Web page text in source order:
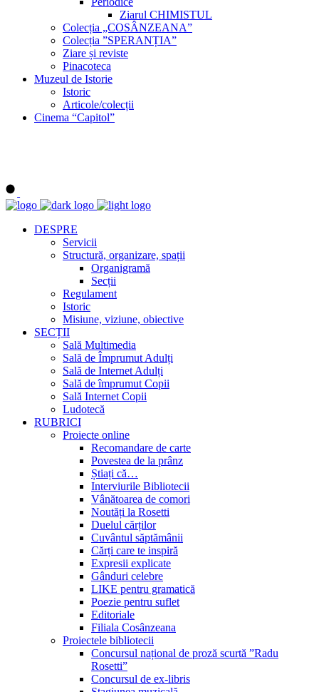
Ziarul CHIMISTUL
Colecția „COSÂNZEANA”
Colecția ”SPERANȚIA”
Ziare și reviste
Pinacoteca
Muzeul de Istorie
Istoric
Articole/colecții
Cinema “Capitol”
DESPRE
Servicii
Structură, organizare, spații
Organigramă
Secții
Regulament
Istoric
Misiune, viziune, obiective
SECȚII
Sală Multimedia
Sală de Împrumut Adulți
Sală de Internet Adulți
Sală de împrumut Copii
Sală Internet Copii
Ludotecă
RUBRICI
Proiecte online
Recomandare de carte
Povestea de la prânz
Știați că…
Interviurile Bibliotecii
Vânătoarea de comori
Noutăți la Rosetti
Duelul cărților
Cuvântul săptămânii
Cărți care te inspiră
Expresii explicate
Gânduri celebre
LIKE pentru gramatică
Poezie pentru suflet
Editoriale
Filiala Cosânzeana
Proiectele bibliotecii
Concursul național de proză scurtă ”Radu
Rosetti”
Concursul de ex-libris